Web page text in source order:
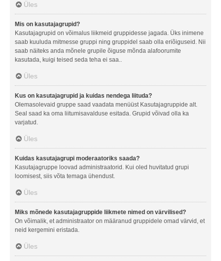
Üles
Mis on kasutajagrupid?
Kasutajagrupid on võimalus liikmeid gruppidesse jagada. Üks inimene
saab kuuluda mitmesse gruppi ning gruppidel saab olla eriõiguseid. Nii
saab näiteks anda mõnele grupile õiguse mõnda alafoorumite
kasutada, kuigi teised seda teha ei saa..
Üles
Kus on kasutajagrupid ja kuidas nendega liituda?
Olemasolevaid gruppe saad vaadata menüüst Kasutajagruppide alt.
Seal saad ka oma liitumisavalduse esitada. Grupid võivad olla ka
varjatud.
Üles
Kuidas kasutajagrupi moderaatoriks saada?
Kasutajagruppe loovad administraatorid. Kui oled huvitatud grupi
loomisest, siis võta temaga ühendust.
Üles
Miks mõnede kasutajagruppide liikmete nimed on värvilised?
On võimalik, et administraator on määranud gruppidele omad värvid, et
neid kergemini eristada.
Üles